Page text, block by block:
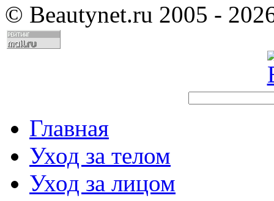
© Beautynet.ru 2005 -
Главная
Уход за телом
Уход за лицом